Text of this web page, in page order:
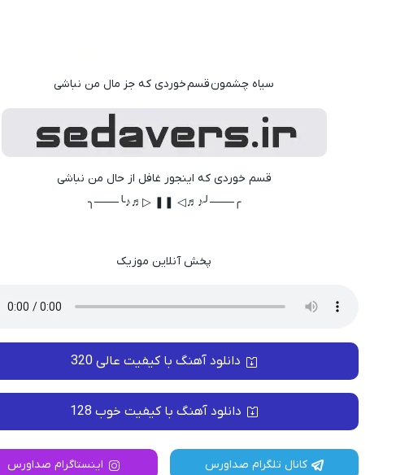
سیاه چشمون قسم خوردی که جز مال من نباشی
قسم خوردی که اینجور غافل از حال من نباشی
╭───╯♪♬◁ ❚❚ ▷♬♪╰───╮
پخش آنلاین موزیک
دانلود آهنگ با کیفیت عالی 320
دانلود آهنگ با کیفیت خوب 128
کانال تلگرام صداورس اینستاگرام صداورس